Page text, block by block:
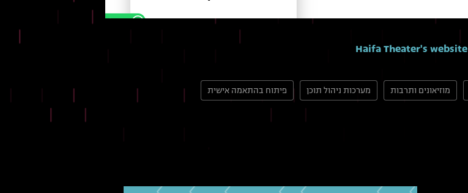
Haifa Theater's website
מוזיאונים ותרבות מערכות ניהול תוכן פיתוח בהתאמה אישית